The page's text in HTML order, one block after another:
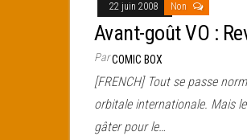
22 juin 2008 Non
Avant-goût VO :
ParCOMIC BOX
[FRENCH] Tout se passe
orbitale internationale. Mais
gâter pour le…